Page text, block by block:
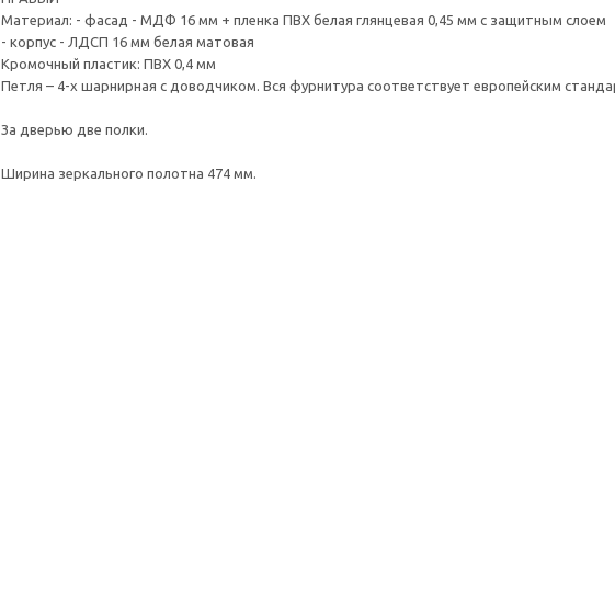
Материал: - фасад - МДФ 16 мм + пленка ПВХ белая глянцевая 0,45 мм с защитным слоем
- корпус - ЛДСП 16 мм белая матовая
Кромочный пластик: ПВХ 0,4 мм
Петля – 4-х шарнирная с доводчиком. Вся фурнитура соответствует европейским
За дверью две полки.
Ширина зеркального полотна 474 мм.